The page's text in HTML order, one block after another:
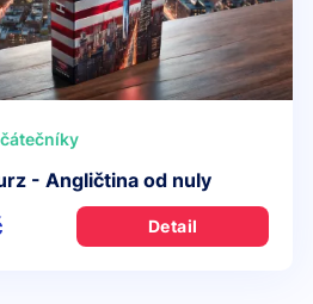
- Angličtina od nuly
Detail